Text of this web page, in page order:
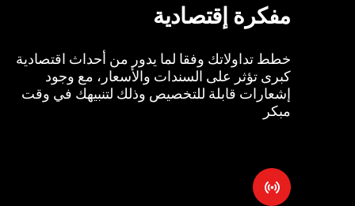
مفكرة إقتصادية
خطط تداولاتك وفقا لما يدور من أحداث اقتصادية
كبرى تؤثر على السندات والأسعار، مع وجود
إشعارات قابلة للتخصيص وذلك لتنبيهك في وقت
مبكر